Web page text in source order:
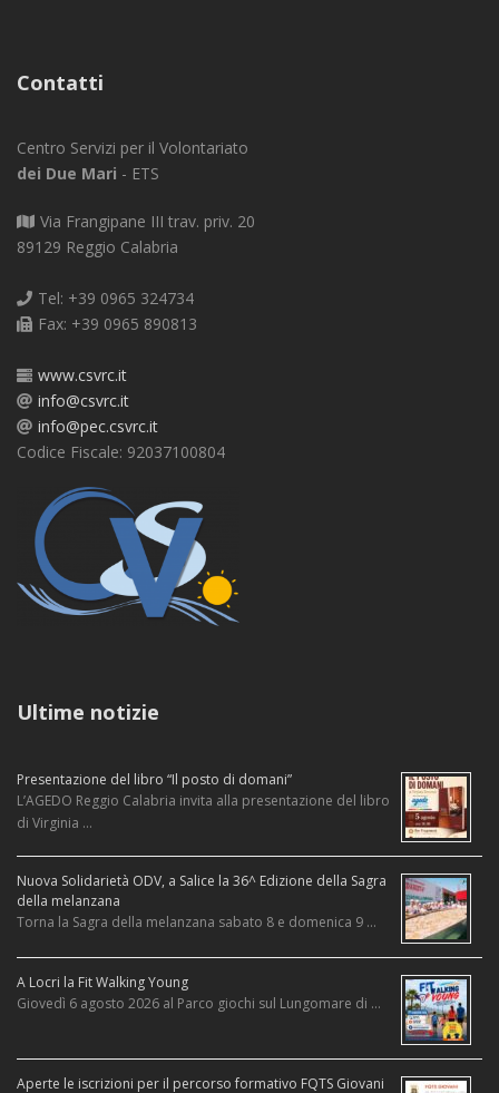
Contatti
Centro Servizi per il Volontariato
dei Due Mari - ETS
Via Frangipane III trav. priv. 20
89129 Reggio Calabria
Tel: +39 0965 324734
Fax: +39 0965 890813
www.csvrc.it
info@csvrc.it
info@pec.csvrc.it
Codice Fiscale: 92037100804
Ultime notizie
Presentazione del libro “Il posto di domani”
L’AGEDO Reggio Calabria invita alla presentazione del libro
di Virginia …
Nuova Solidarietà ODV, a Salice la 36^ Edizione della Sagra
della melanzana
Torna la Sagra della melanzana sabato 8 e domenica 9 …
A Locri la Fit Walking Young
Giovedì 6 agosto 2026 al Parco giochi sul Lungomare di …
Aperte le iscrizioni per il percorso formativo FQTS Giovani